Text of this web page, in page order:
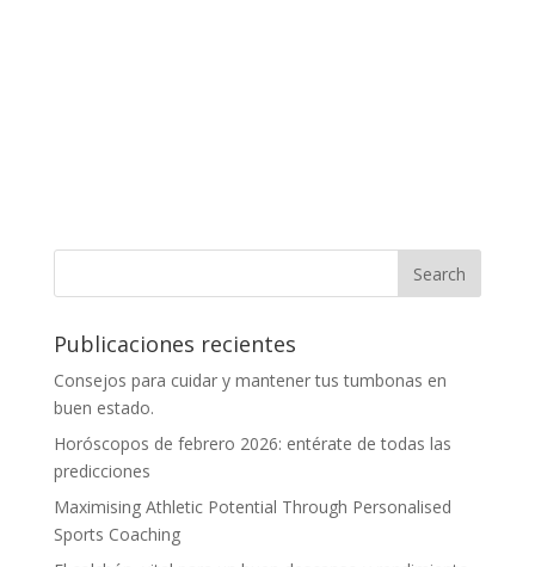
Publicaciones recientes
Consejos para cuidar y mantener tus tumbonas en
buen estado.
Horóscopos de febrero 2026: entérate de todas las
predicciones
Maximising Athletic Potential Through Personalised
Sports Coaching